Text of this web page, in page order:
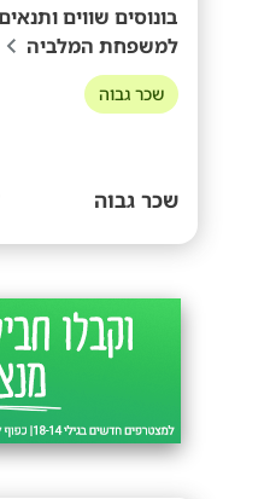
בונוסים שווים
למשפחת המלביה
שכר גבוה
שכר גבוה